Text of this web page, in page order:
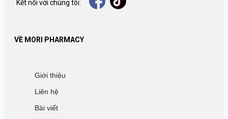
VỀ MORI PHARMACY
Giới thiệu
Liên hệ
Bài viết
Kết nối với chúng tôi: